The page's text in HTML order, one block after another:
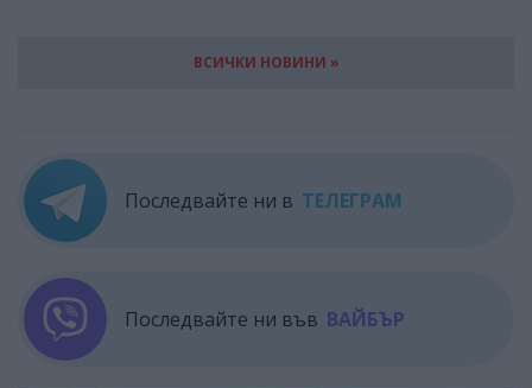
ВСИЧКИ НОВИНИ »
Последвайте ни в ТЕЛЕГРАМ
Последвайте ни във ВАЙБЪР